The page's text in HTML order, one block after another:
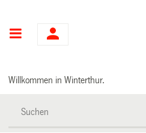
Hauptnavigation
Willkommen in Winterthur.